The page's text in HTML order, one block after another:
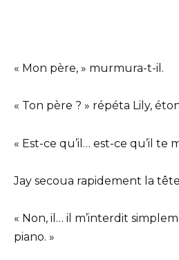
« Mon père, » murmura-t-il.
« Ton père ? » répéta Lily,
« Est-ce qu’il… est-ce qu’il te
Jay secoua rapidement la
« Non, il… il m’interdit
piano. »